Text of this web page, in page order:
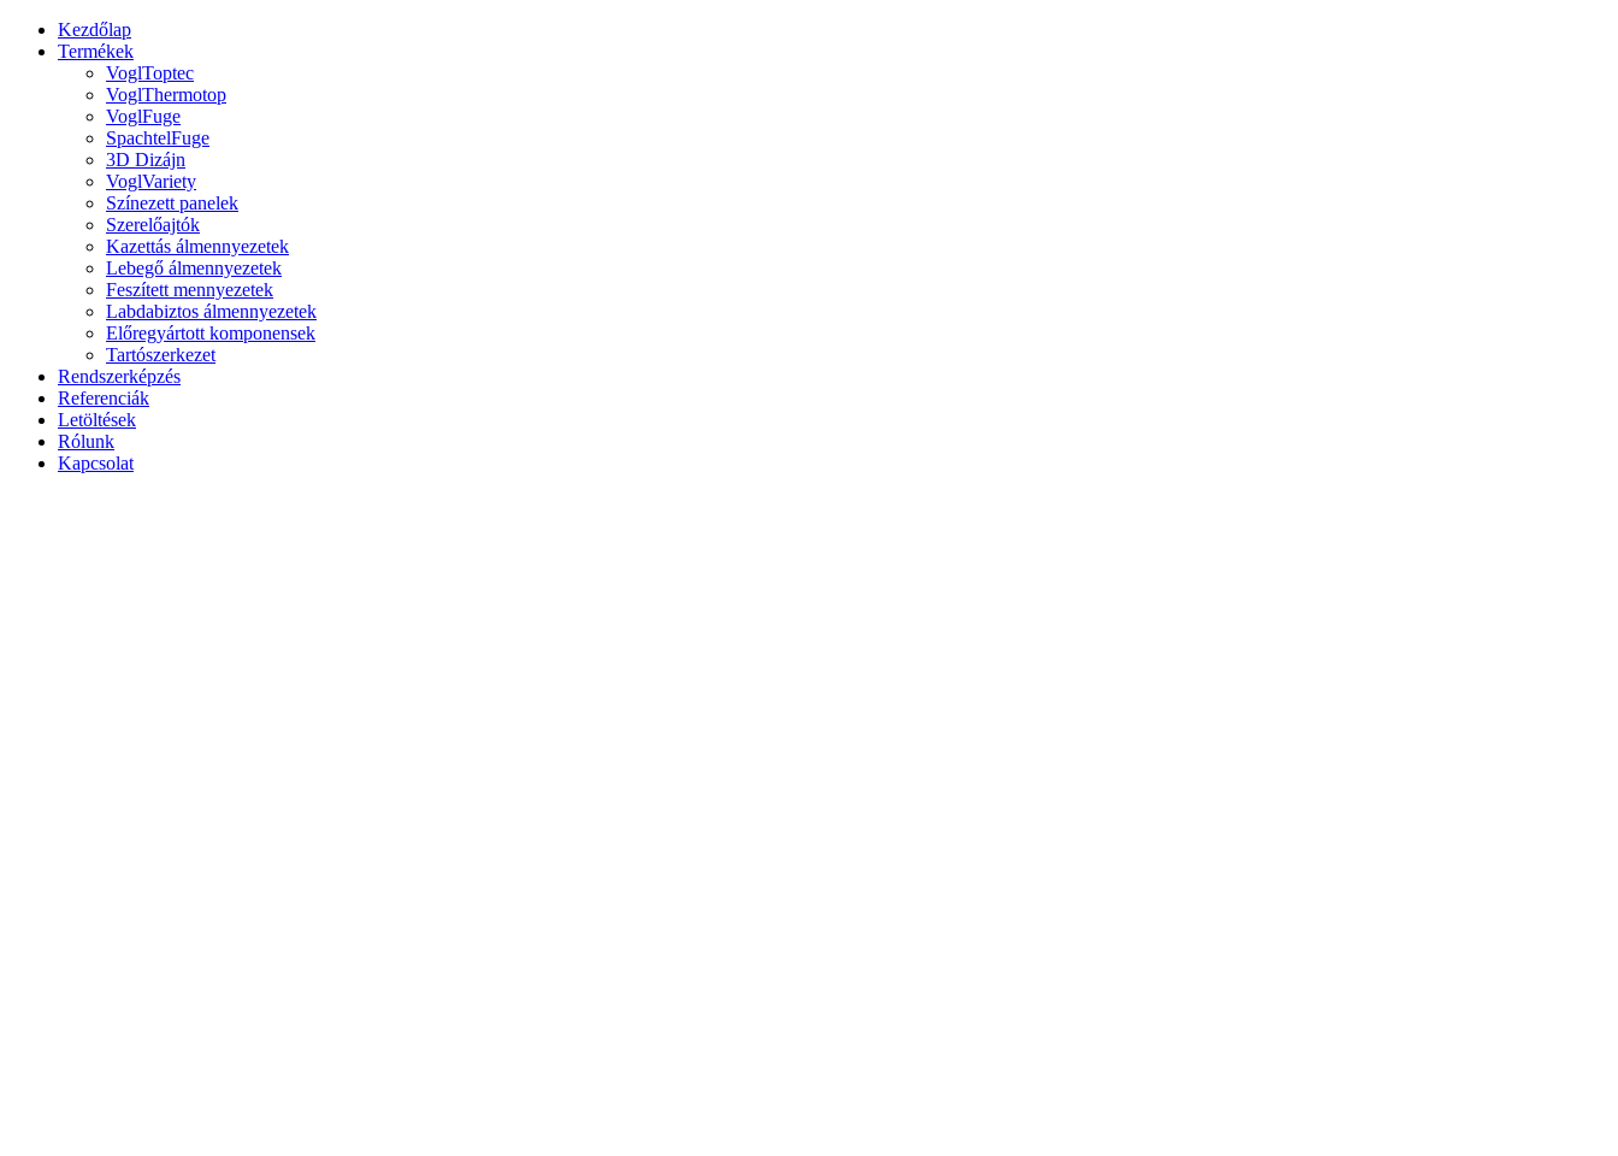
Kezdőlap
Termékek
VoglToptec
VoglThermotop
VoglFuge
SpachtelFuge
3D Dizájn
VoglVariety
Színezett panelek
Szerelőajtók
Kazettás álmennyezetek
Lebegő álmennyezetek
Feszített mennyezetek
Labdabiztos álmennyezetek
Előregyártott komponensek
Tartószerkezet
Rendszerképzés
Referenciák
Letöltések
Rólunk
Kapcsolat